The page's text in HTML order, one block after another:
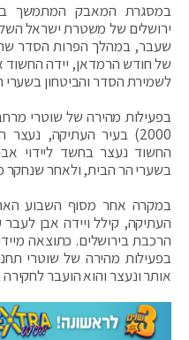
במסגרת המאבק המתמשך
ירושלים של משטרת ישראל
שעבר, במהלך הפרות הסדר
של חודש הרמדאן, יידה
לשמירת הסדר והביטחון בשערי
בפעילות מהירה של שוטרי
החשוד נעצר בחשד ליידוי
בשערי הר הבית, ולאחר שנחקר
העתיקה, קילל ויידה אבן
הרכבת בירושלים. כתוצאה
בפעילות מהירה של שוטרי
אותר ונעצר והוא הועבר